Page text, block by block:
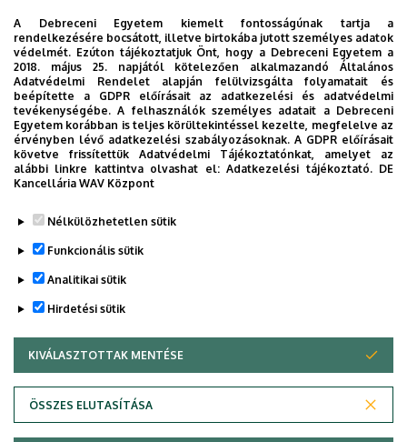
A Debreceni Egyetem kiemelt fontosságúnak tartja a
rendelkezésére bocsátott, illetve birtokába jutott személyes adatok
védelmét. Ezúton tájékoztatjuk Önt, hogy a Debreceni Egyetem a
2018. május 25. napjától kötelezően alkalmazandó Általános
Adatvédelmi Rendelet alapján felülvizsgálta folyamatait és
beépítette a GDPR előírásait az adatkezelési és adatvédelmi
tevékenységébe. A felhasználók személyes adatait a Debreceni
Egyetem korábban is teljes körültekintéssel kezelte, megfelelve az
érvényben lévő adatkezelési szabályozásoknak. A GDPR előírásait
követve frissítettük Adatvédelmi Tájékoztatónkat, amelyet az
alábbi linkre kattintva olvashat el:Adatkezelési tájékoztató. DE
Kancellária WAV Központ
Nélkülözhetetlen sütik
Funkcionális sütik
Analitikai sütik
Hirdetési sütik
KIVÁLASZTOTTAK MENTÉSE
ÖSSZES ELUTASÍTÁSA
WITHDRAW CONSENT
3.5. A beteget megillető szabad vallásgyakorlás és a
vallási meggyőződésének megfelelő egyházi személlyel
való kapcsolattartás jogának érvényesülése érdekében a
Klinikai Központban tartandó egyházi szertartások idejét,
rendjét és helyét, valamint az egyházi személyek
elérhetőségét a Klinikákon kifüggesztett tájékoztató
tartalmazza.
Legutóbb frissítve: 2021. 09. 29. 13:23
Adatvédelem